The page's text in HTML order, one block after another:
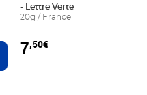
au panier
- Lettre Verte
20g / France
7,50€